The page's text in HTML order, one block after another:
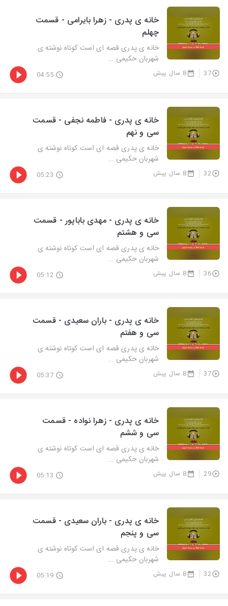
خانه ی پدری - زهرا بایرامی - قسمت
چهلم
خانه ی پدری قصه ای است کوتاه نوشته ی
شهربان حکیمی ...
37 8 سال پیش 04:55
خانه ی پدری - فاطمه نجفی - قسمت
سی و نهم
خانه ی پدری قصه ای است کوتاه نوشته ی
شهربان حکیمی ...
32 8 سال پیش 05:23
خانه ی پدری - مهدی باباپور - قسمت
سی و هشتم
خانه ی پدری قصه ای است کوتاه نوشته ی
شهربان حکیمی ...
36 8 سال پیش 05:12
خانه ی پدری - باران سعیدی - قسمت
سی و هفتم
خانه ی پدری قصه ای است کوتاه نوشته ی
شهربان حکیمی ...
37 8 سال پیش 05:37
خانه ی پدری - زهرا نواده - قسمت
سی و ششم
خانه ی پدری قصه ای است کوتاه نوشته ی
شهربان حکیمی ...
29 8 سال پیش 05:13
خانه ی پدری - باران سعیدی - قسمت
سی و پنجم
خانه ی پدری قصه ای است کوتاه نوشته ی
شهربان حکیمی ...
32 8 سال پیش 05:19